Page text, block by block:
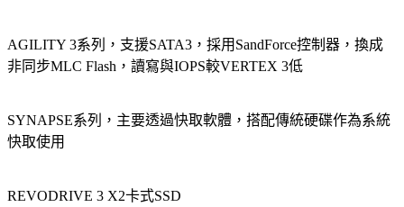
AGILITY 3系列，支援SATA3，採用SandForce控制器，換成
非同步MLC Flash，讀寫與IOPS較VERTEX 3低
SYNAPSE系列，主要透過快取軟體，搭配傳統硬碟作為系統
快取使用
REVODRIVE 3 X2卡式SSD